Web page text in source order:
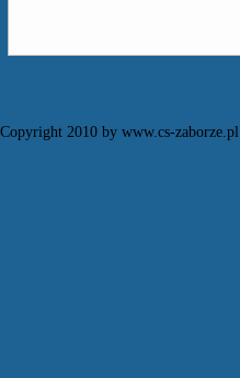
Copyright 2010 by www.cs-zaborze.pl